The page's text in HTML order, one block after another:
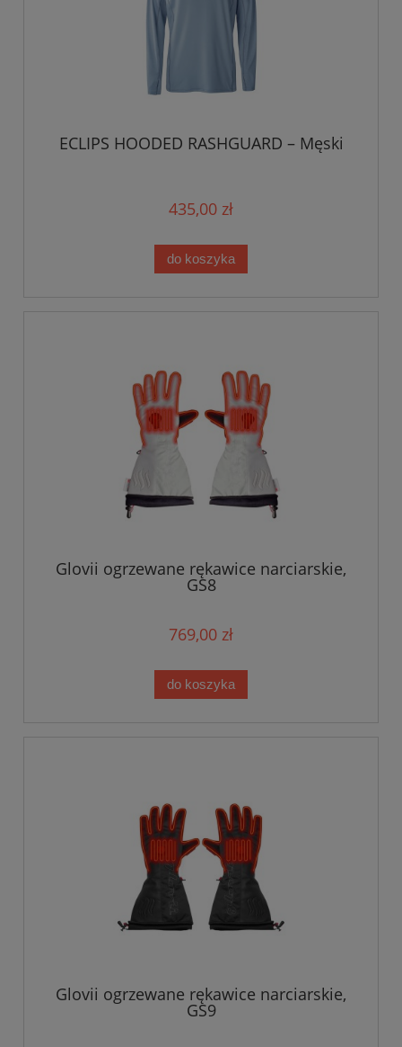
ECLIPS HOODED RASHGUARD – Męski
435,00 zł
do koszyka
Glovii ogrzewane rękawice narciarskie,
GS8
769,00 zł
do koszyka
Glovii ogrzewane rękawice narciarskie,
GS9